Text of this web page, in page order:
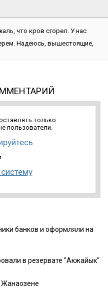
что кров сгорел. У нас
Надеюсь, вышестоящие,
только
пользователи.
банков и оформляли на
в резервате ″Акжайык″
Жанаозене